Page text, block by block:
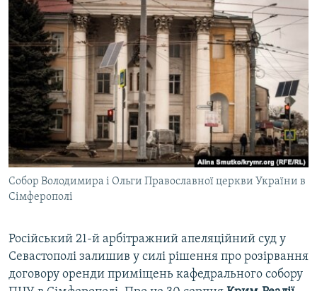
СПЕЦПРОЕКТИ
ДЕПОРТАЦІЯ
ВІДЕОУРОКИ «ELIFBE»
СВІДЧЕННЯ ОКУПАЦІЇ
УКРАЇНСЬКА ПРОБЛЕМА КРИМУ
ІНФОГРАФІКА
ЯК ОБІЙТИ БЛОКУВАННЯ
Русский
Qırımtatar
ДОЛУЧАЙСЯ!
Усі сайти RFE/RL
Собор Володимира і Ольги Православної церкви України в
Сімферополі
Російський 21-й арбітражний апеляційний суд у
Севастополі залишив у силі рішення про розірвання
договору оренди приміщень кафедрального собору